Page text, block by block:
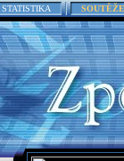
STATISTIKA SOUTĚŽE